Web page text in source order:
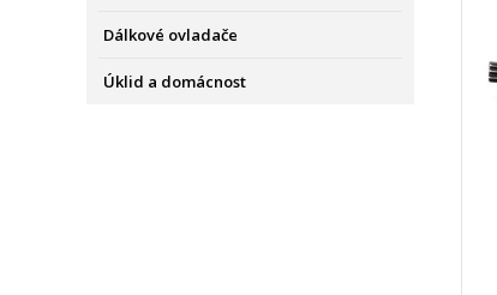
Dálkové ovladače
Úklid a domácnost